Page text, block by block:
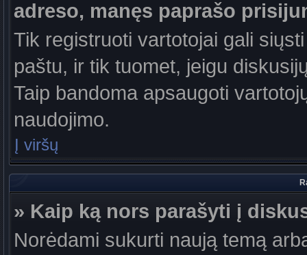
adreso, manęs paprašo
Tik registruoti vartotojai gali
paštu, ir tik tuomet, jeigu
Taip bandoma apsaugoti
naudojimo.
Į viršų
» Kaip ką nors parašyti į
Norėdami sukurti naują temą